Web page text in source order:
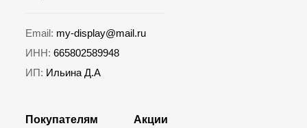
Покупателям
Акции
Email: my-display@mail.ru
ИНН: 665802589948
ИП: Ильина Д.А